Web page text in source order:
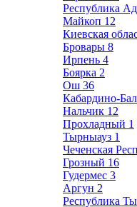
Республика
Майкоп 12
Киевская
Бровары 8
Ирпень 4
Боярка 2
Ош 36
Кабардино-
Нальчик 12
Прохладный 1
Тырныауз 1
Чеченская
Грозный 16
Гудермес 3
Аргун 2
Республика